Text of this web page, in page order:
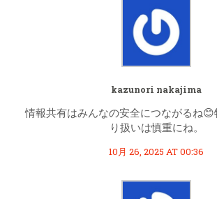
kazunori nakajima
情報共有はみんなの安全につながるね😊
り扱いは慎重にね。
10月 26, 2025 AT 00:36